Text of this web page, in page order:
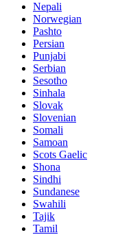
Nepali
Norwegian
Pashto
Persian
Punjabi
Serbian
Sesotho
Sinhala
Slovak
Slovenian
Somali
Samoan
Scots Gaelic
Shona
Sindhi
Sundanese
Swahili
Tajik
Tamil